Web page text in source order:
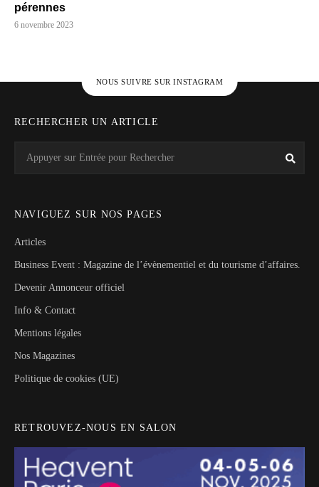
pérennes
6 novembre 2023
NOUS SUIVRE SUR INSTAGRAM
RECHERCHER UN ARTICLE
for:
NAVIGUEZ SUR NOS PAGES
Articles
Business Event : Magazine de l’évènementiel et du tourisme d’affaires.
Devenir Annonceur officiel
Info & Contact
Mentions légales
Nos Magazines
Politique de cookies (UE)
RETROUVEZ-NOUS EN SALON